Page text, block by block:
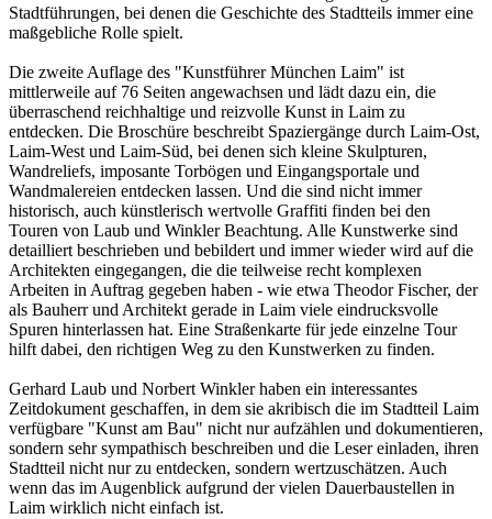
Stadtführungen, bei denen die Geschichte des Stadtteils immer eine
maßgebliche Rolle spielt.
Die zweite Auflage des "Kunstführer München Laim" ist
mittlerweile auf 76 Seiten angewachsen und lädt dazu ein, die
überraschend reichhaltige und reizvolle Kunst in Laim zu
entdecken. Die Broschüre beschreibt Spaziergänge durch Laim-Ost,
Laim-West und Laim-Süd, bei denen sich kleine Skulpturen,
Wandreliefs, imposante Torbögen und Eingangsportale und
Wandmalereien entdecken lassen. Und die sind nicht immer
historisch, auch künstlerisch wertvolle Graffiti finden bei den
Touren von Laub und Winkler Beachtung. Alle Kunstwerke sind
detailliert beschrieben und bebildert und immer wieder wird auf die
Architekten eingegangen, die die teilweise recht komplexen
Arbeiten in Auftrag gegeben haben - wie etwa Theodor Fischer, der
als Bauherr und Architekt gerade in Laim viele eindrucksvolle
Spuren hinterlassen hat. Eine Straßenkarte für jede einzelne Tour
hilft dabei, den richtigen Weg zu den Kunstwerken zu finden.
Gerhard Laub und Norbert Winkler haben ein interessantes
Zeitdokument geschaffen, in dem sie akribisch die im Stadtteil Laim
verfügbare "Kunst am Bau" nicht nur aufzählen und dokumentieren,
sondern sehr sympathisch beschreiben und die Leser einladen, ihren
Stadtteil nicht nur zu entdecken, sondern wertzuschätzen. Auch
wenn das im Augenblick aufgrund der vielen Dauerbaustellen in
Laim wirklich nicht einfach ist.